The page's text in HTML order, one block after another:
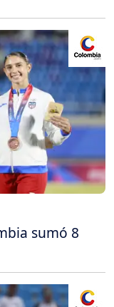
sumó 8